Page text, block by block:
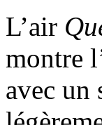
L’air
montre
avec un